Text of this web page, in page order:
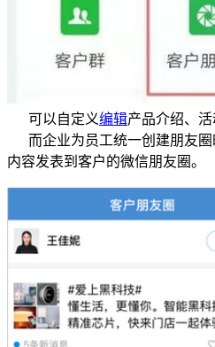
可以自定义编辑产品介绍、
而企业为员工统一创建朋友圈
内容发表到客户的微信朋友圈。